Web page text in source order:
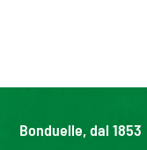
Bonduelle, dal 1853